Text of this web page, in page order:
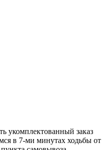
укомплектованный заказ
в 7-ми минутах ходьбы от